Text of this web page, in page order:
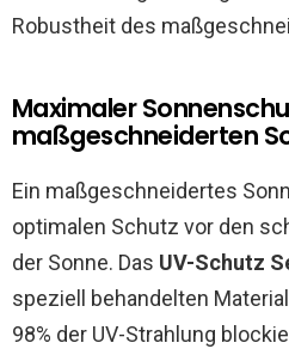
Robustheit des
Maximaler
maßgeschneiderten
Ein maßgeschneidertes
optimalen Schutz vor den
der Sonne. Das UV-Schutz
speziell behandelten
98% der UV-Strahlung